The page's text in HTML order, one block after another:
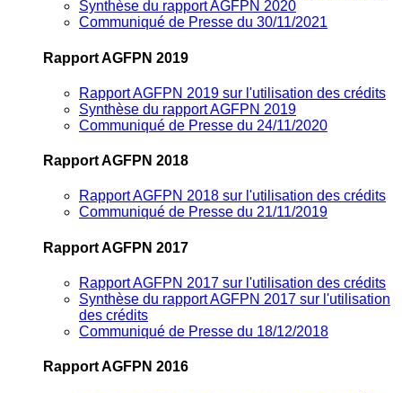
Synthèse du rapport AGFPN 2020
Communiqué de Presse du 30/11/2021
Rapport AGFPN 2019
Rapport AGFPN 2019 sur l'utilisation des crédits
Synthèse du rapport AGFPN 2019
Communiqué de Presse du 24/11/2020
Rapport AGFPN 2018
Rapport AGFPN 2018 sur l'utilisation des crédits
Communiqué de Presse du 21/11/2019
Rapport AGFPN 2017
Rapport AGFPN 2017 sur l'utilisation des crédits
Synthèse du rapport AGFPN 2017 sur l'utilisation
des crédits
Communiqué de Presse du 18/12/2018
Rapport AGFPN 2016